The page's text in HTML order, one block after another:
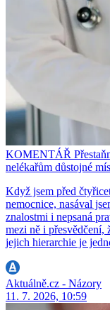
KOMENTÁŘ
nelékařům důstojné
Když jsem před
nemocnice, nasával
znalostmi i nepsaná
mezi ně i přesvědčení,
jejich hierarchie je
Aktuálně.cz - Názory
11. 7. 2026, 10:59